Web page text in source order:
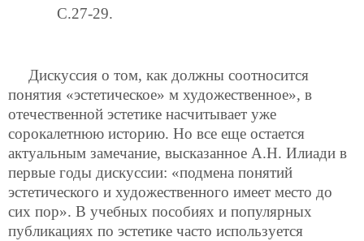
C.27-29.
Дискуссия о том, как должны соотносится
понятия «эстетическое» м художественное», в
отечественной эстетике насчитывает уже
сорокалетнюю историю. Но все еще остается
актуальным замечание, высказанное А.Н. Илиади в
первые годы дискуссии: «подмена понятий
эстетического и художественного имеет место до
сих пор». В учебных пособиях и популярных
публикациях по эстетике часто используется